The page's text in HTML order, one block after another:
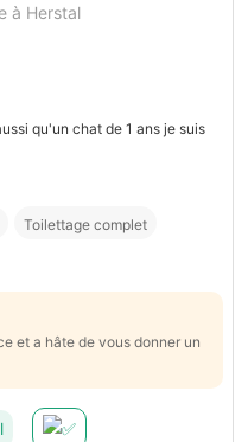
à Herstal
qu'un chat de 1 ans je suis
Toilettage complet
et a hâte de vous donner un